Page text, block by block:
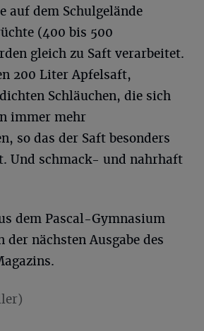
auf dem Schulgelände
(400 bis 500
gleich zu Saft verarbeitet.
200 Liter Apfelsaft,
Schläuchen, die sich
immer mehr
so das der Saft besonders
Und schmack- und nahrhaft
dem Pascal-Gymnasium
der nächsten Ausgabe des